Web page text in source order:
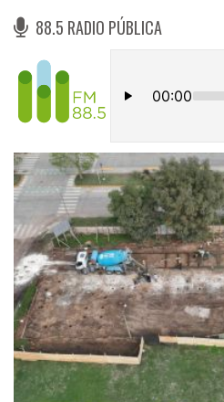
88.5 RADIO PÚBLICA